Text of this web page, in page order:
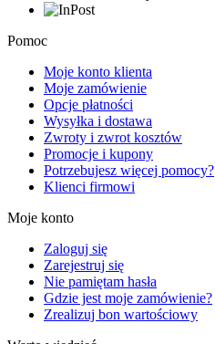
Pomoc
Moje konto klienta
Moje zamówienie
Opcje płatności
Wysyłka i dostawa
Zwroty i zwrot kosztów
Promocje i kupony
Potrzebujesz więcej pomocy?
Klienci firmowi
Moje konto
Zaloguj się
Zarejestruj się
Nie pamiętam hasła
Gdzie jest moje zamówienie?
Zrealizuj bon wartościowy